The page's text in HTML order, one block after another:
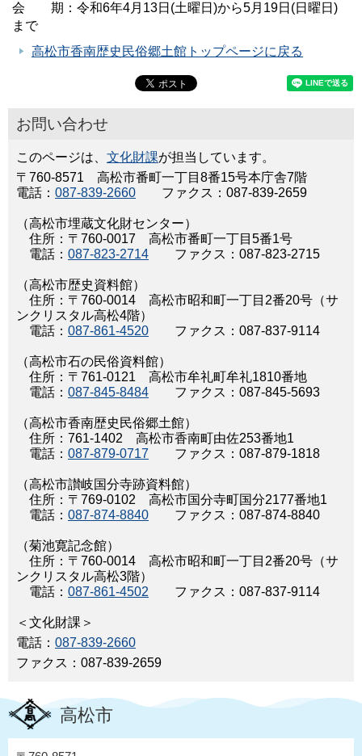
会 期：令和6年4月13日(土曜日)から5月19日(日曜日)
まで
高松市香南歴史民俗郷土館トップページに戻る
お問い合わせ
このページは、 文化財課が担当しています。
〒760-8571 高松市番町一丁目8番15号本庁舎7階
電話： 087-839-2660 ファクス：087-839-2659
（高松市埋蔵文化財センター）
住所：〒760-0017 高松市番町一丁目5番1号
電話： 087-823-2714 ファクス：087-823-2715
（高松市歴史資料館）
住所：〒760-0014 高松市昭和町一丁目2番20号（サ
ンクリスタル高松4階）
電話： 087-861-4520 ファクス：087-837-9114
（高松市石の民俗資料館）
住所：〒761-0121 高松市牟礼町牟礼1810番地
電話： 087-845-8484 ファクス：087-845-5693
（高松市香南歴史民俗郷土館）
住所：761-1402 高松市香南町由佐253番地1
電話： 087-879-0717 ファクス：087-879-1818
（高松市讃岐国分寺跡資料館）
住所：〒769-0102 高松市国分寺町国分2177番地1
電話： 087-874-8840 ファクス：087-874-8840
（菊池寛記念館）
住所：〒760-0014 高松市昭和町一丁目2番20号（サ
ンクリスタル高松3階）
電話： 087-861-4502 ファクス：087-837-9114
＜文化財課＞
電話： 087-839-2660
ファクス：087-839-2659
高松市